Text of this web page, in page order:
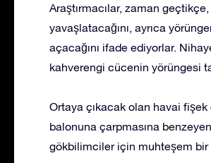
Araştırmacılar, zaman
yavaşlatacağını, ayrıca
açacağını ifade ediyorlar.
kahverengi cücenin yörüngesi
Ortaya çıkacak olan havai
balonuna çarpmasına
gökbilimciler için muhteşem bir